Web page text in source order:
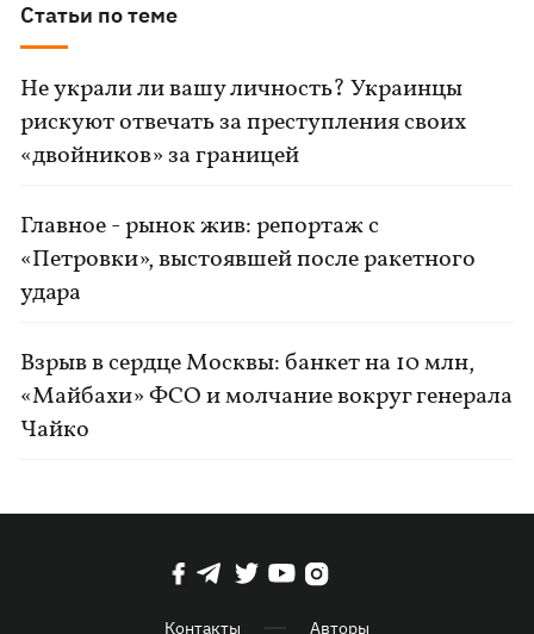
Статьи по теме
Не украли ли вашу личность? Украинцы
рискуют отвечать за преступления своих
«двойников» за границей
Главное - рынок жив: репортаж с
«Петровки», выстоявшей после ракетного
удара
Взрыв в сердце Москвы: банкет на 10 млн,
«Майбахи» ФСО и молчание вокруг генерала
Чайко
Контакты Авторы